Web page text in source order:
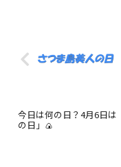
今日は何の日？4月6日は
の日」🍙